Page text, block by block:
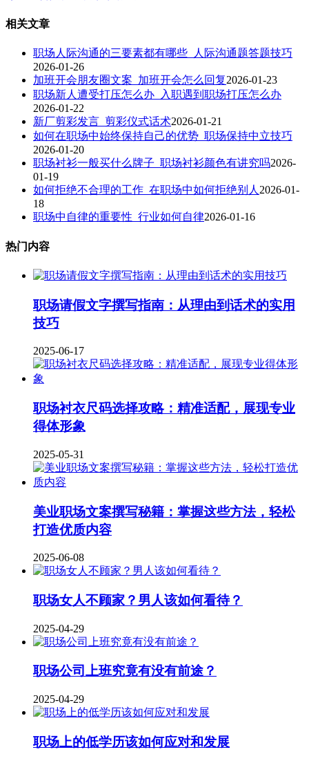
相关文章
职场人际沟通的三要素都有哪些_人际沟通题答题技巧
2026-01-26
加班开会朋友圈文案_加班开会怎么回复2026-01-23
职场新人遭受打压怎么办_入职遇到职场打压怎么办
2026-01-22
新厂剪彩发言_剪彩仪式话术2026-01-21
如何在职场中始终保持自己的优势_职场保持中立技巧
2026-01-20
职场衬衫一般买什么牌子_职场衬衫颜色有讲究吗2026-
01-19
如何拒绝不合理的工作_在职场中如何拒绝别人2026-01-
18
职场中自律的重要性_行业如何自律2026-01-16
热门内容
职场请假文字撰写指南：从理由到话术的实用
技巧
2025-06-17
职场衬衣尺码选择攻略：精准适配，展现专业
得体形象
2025-05-31
美业职场文案撰写秘籍：掌握这些方法，轻松
打造优质内容
2025-06-08
职场女人不顾家？男人该如何看待？
2025-04-29
职场公司上班究竟有没有前途？
2025-04-29
职场上的低学历该如何应对和发展